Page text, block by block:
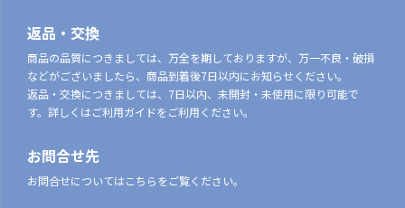
返品・交換
商品の品質につきましては、万全を期しておりますが、万一不良・破損
などがございましたら、商品到着後7日以内にお知らせください。
返品・交換につきましては、7日以内、未開封・未使用に限り可能で
す。詳しくはご利用ガイドをご利用ください。
お問合せ先
お問合せについてはこちらをご覧ください。